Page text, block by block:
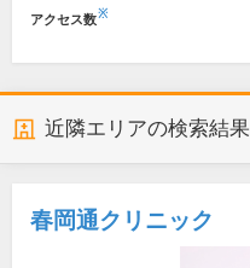
アクセス数※
近隣エリアの検索結果
春岡通クリニック